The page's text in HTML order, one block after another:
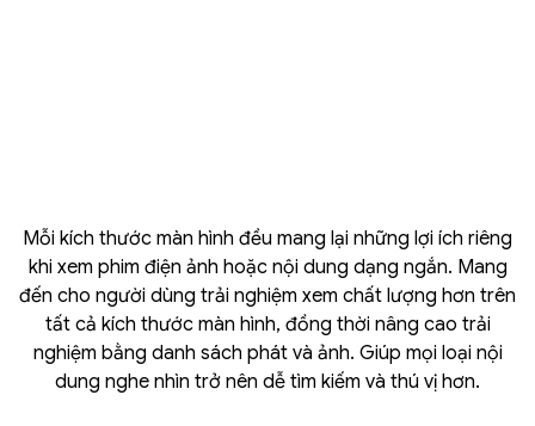
Mỗi kích thước màn hình đều mang lại những lợi ích riêng
khi xem phim điện ảnh hoặc nội dung dạng ngắn. Mang
đến cho người dùng trải nghiệm xem chất lượng hơn trên
tất cả kích thước màn hình, đồng thời nâng cao trải
nghiệm bằng danh sách phát và ảnh. Giúp mọi loại nội
dung nghe nhìn trở nên dễ tìm kiếm và thú vị hơn.